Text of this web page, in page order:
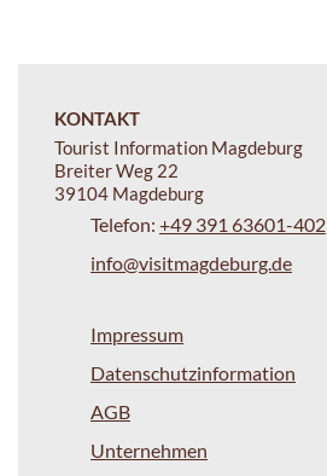
KONTAKT
Tourist Information Magdeburg
Breiter Weg 22
39104 Magdeburg
Telefon: +49 391 63601-402
info@visitmagdeburg.de
Impressum
Datenschutzinformation
AGB
Unternehmen